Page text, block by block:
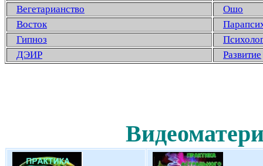
Вегетарианство
Ошо
Восток
Гипноз
ДЭИР
Развитие